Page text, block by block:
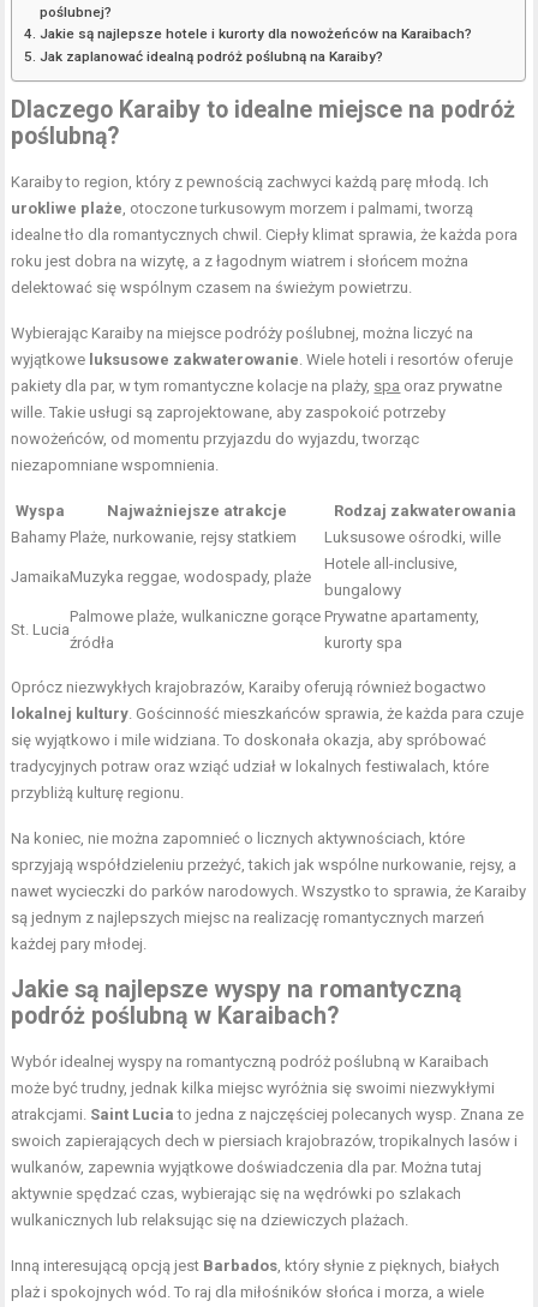
poślubnej?
Jakie są najlepsze hotele i kurorty dla nowożeńców na Karaibach?
Jak zaplanować idealną podróż poślubną na Karaiby?
Dlaczego Karaiby to idealne miejsce na podróż
poślubną?
Karaiby to region, który z pewnością zachwyci każdą parę młodą. Ich
urokliwe plaże , otoczone turkusowym morzem i palmami, tworzą
idealne tło dla romantycznych chwil. Ciepły klimat sprawia, że każda pora
roku jest dobra na wizytę, a z łagodnym wiatrem i słońcem można
delektować się wspólnym czasem na świeżym powietrzu.
Wybierając Karaiby na miejsce podróży poślubnej, można liczyć na
wyjątkowe luksusowe zakwaterowanie . Wiele hoteli i resortów oferuje
pakiety dla par, w tym romantyczne kolacje na plaży, spa oraz prywatne
wille. Takie usługi są zaprojektowane, aby zaspokoić potrzeby
nowożeńców, od momentu przyjazdu do wyjazdu, tworząc
niezapomniane wspomnienia.
Wyspa Najważniejsze atrakcje
Rodzaj zakwaterowania
Bahamy Plaże, nurkowanie, rejsy statkiem Luksusowe ośrodki, wille
JamaikaMuzyka reggae, wodospady, plaże
Hotele all-inclusive,
bungalowy
St. Lucia
Palmowe plaże, wulkaniczne gorące
źródła
Prywatne apartamenty,
kurorty spa
Oprócz niezwykłych krajobrazów, Karaiby oferują również bogactwo
lokalnej kultury . Gościnność mieszkańców sprawia, że każda para czuje
się wyjątkowo i mile widziana. To doskonała okazja, aby spróbować
tradycyjnych potraw oraz wziąć udział w lokalnych festiwalach, które
przybliżą kulturę regionu.
Na koniec, nie można zapomnieć o licznych aktywnościach, które
sprzyjają współdzieleniu przeżyć, takich jak wspólne nurkowanie, rejsy, a
nawet wycieczki do parków narodowych. Wszystko to sprawia, że Karaiby
są jednym z najlepszych miejsc na realizację romantycznych marzeń
każdej pary młodej.
Jakie są najlepsze wyspy na romantyczną
podróż poślubną w Karaibach?
Wybór idealnej wyspy na romantyczną podróż poślubną w Karaibach
może być trudny, jednak kilka miejsc wyróżnia się swoimi niezwykłymi
atrakcjami. Saint Lucia to jedna z najczęściej polecanych wysp. Znana ze
swoich zapierających dech w piersiach krajobrazów, tropikalnych lasów i
wulkanów, zapewnia wyjątkowe doświadczenia dla par. Można tutaj
aktywnie spędzać czas, wybierając się na wędrówki po szlakach
wulkanicznych lub relaksując się na dziewiczych plażach.
Inną interesującą opcją jest Barbados , który słynie z pięknych, białych
plaż i spokojnych wód. To raj dla miłośników słońca i morza, a wiele